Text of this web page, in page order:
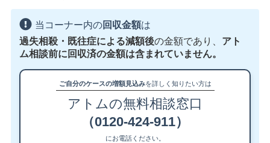
当コーナー内の回収金額は
過失相殺・既往症による減額後の金額であり、 アト
ム相談前に回収済の金額は含まれていません。
ご自分のケースの増額見込みを詳しく知りたい方は
アトムの無料相談窓口
（0120-424-911）
にお電話ください。